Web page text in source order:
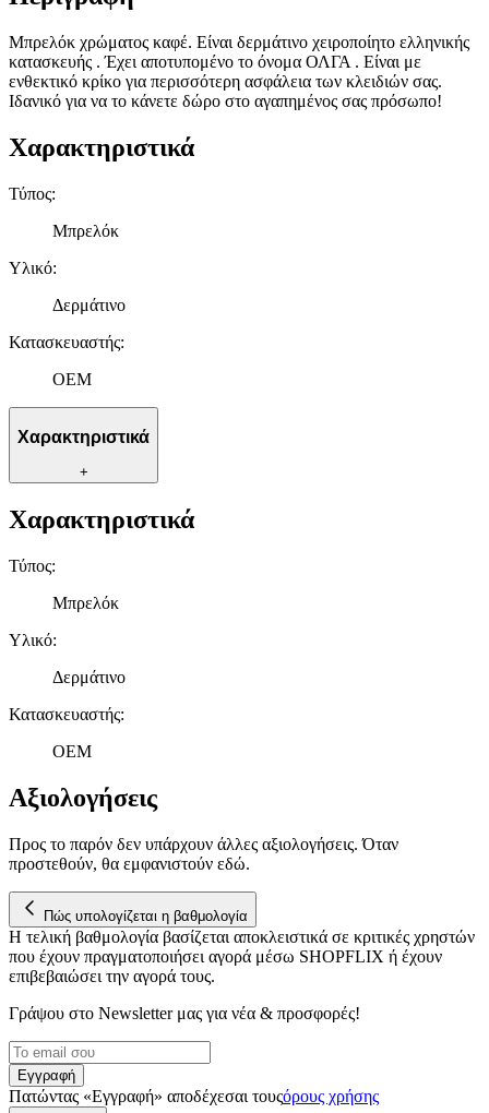
Μπρελόκ χρώματος καφέ. Είναι δερμάτινο χειροποίητο ελληνικής
κατασκευής . Έχει αποτυπομένο το όνομα ΟΛΓΑ . Είναι με
ενθεκτικό κρίκο για περισσότερη ασφάλεια των κλειδιών σας.
Ιδανικό για να το κάνετε δώρο στο αγαπημένος σας πρόσωπο!
Χαρακτηριστικά
Τύπος:
Μπρελόκ
Υλικό:
Δερμάτινο
Κατασκευαστής:
OEM
Χαρακτηριστικά
+
Χαρακτηριστικά
Τύπος:
Μπρελόκ
Υλικό:
Δερμάτινο
Κατασκευαστής:
OEM
Αξιολογήσεις
Προς το παρόν δεν υπάρχουν άλλες αξιολογήσεις. Όταν
προστεθούν, θα εμφανιστούν εδώ.
Πώς υπολογίζεται η βαθμολογία
Η τελική βαθμολογία βασίζεται αποκλειστικά σε κριτικές χρηστών
που έχουν πραγματοποιήσει αγορά μέσω SHOPFLIX ή έχουν
επιβεβαιώσει την αγορά τους.
Γράψου στο Νewsletter μας για νέα & προσφορές!
Εγγραφή
Πατώντας «Εγγραφή» αποδέχεσαι τουςόρους χρήσης